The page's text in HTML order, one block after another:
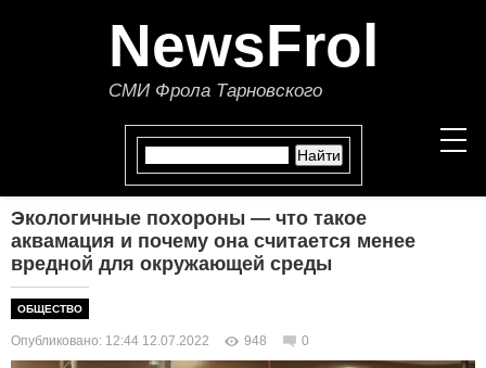
NewsFrol
СМИ Фрола Тарновского
НОВОСТИ
ПОЛИТИКА
Экологичные похороны — что такое
аквамация и почему она считается менее
вредной для окружающей среды
ОБЩЕСТВО
Опубликовано: 12:44 12.07.2022 948 0